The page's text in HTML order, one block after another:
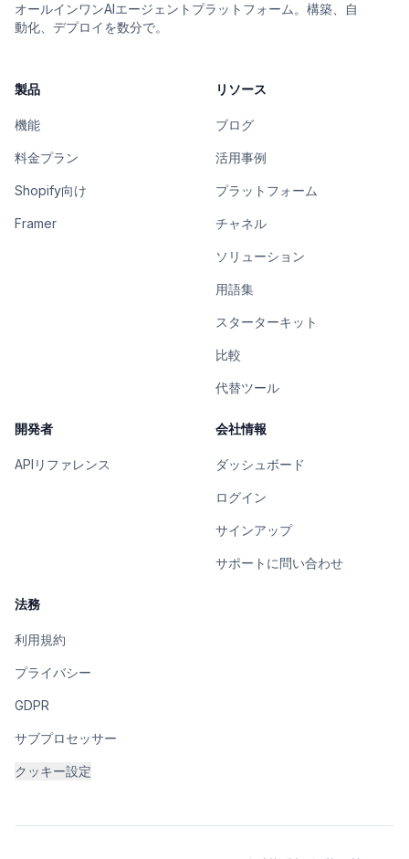
オールインワンAIエージェントプラットフォーム。構築、自
動化、デプロイを数分で。
製品
機能
料金プラン
Shopify向け
Framer
リソース
ブログ
活用事例
プラットフォーム
チャネル
ソリューション
用語集
スターターキット
比較
代替ツール
開発者
APIリファレンス
会社情報
ダッシュボード
ログイン
サインアップ
サポートに問い合わせ
法務
利用規約
プライバシー
GDPR
サブプロセッサー
クッキー設定